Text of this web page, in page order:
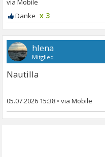
x 3
hlena
Mitglied
Nautilla
05.07.2026 15:38 •